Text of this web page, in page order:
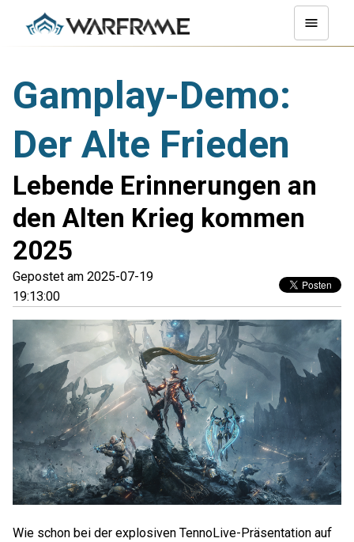
Gamplay-Demo:
Der Alte Frieden
Lebende Erinnerungen an
den Alten Krieg kommen
2025
Gepostet am 2025-07-19
19:13:00
Wie schon bei der explosiven TennoLive-Präsentation auf